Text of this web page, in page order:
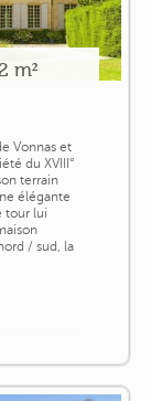
m²
Vonnas et
du XVIII°
terrain
élégante
tour lui
/ sud, la